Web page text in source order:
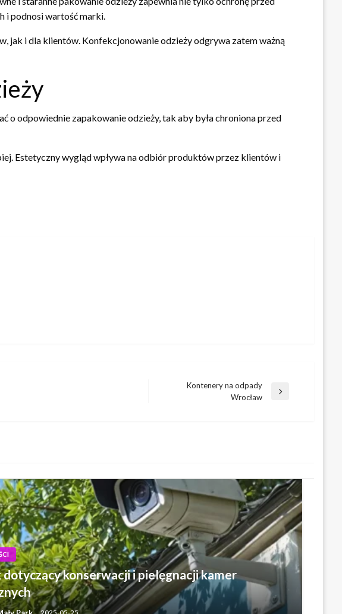
i podnosi wartość marki.
jak i dla klientów. Konfekcjonowanie odzieży odgrywa zatem ważną
o odpowiednie zapakowanie odzieży, tak aby była chroniona przed
Estetyczny wygląd wpływa na odbiór produktów przez klientów i
Kontenery na odpady
Wrocław
dotyczący konserwacji i pielęgnacji kamer